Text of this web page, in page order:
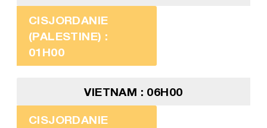
CISJORDANIE
(PALESTINE) :
01H00
VIETNAM : 06H00
CISJORDANIE